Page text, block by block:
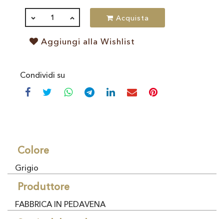
QUANTITÀ Acquista
Aggiungi alla Wishlist
Condividi su
Colore
Grigio
Produttore
FABBRICA IN PEDAVENA